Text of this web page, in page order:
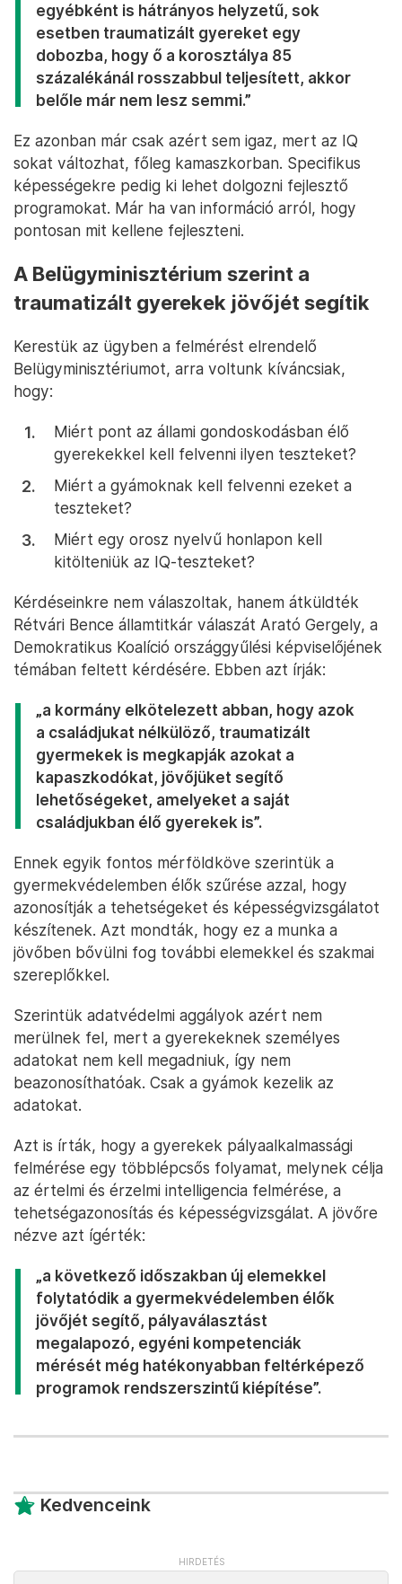
egyébként is hátrányos helyzetű, sok
esetben traumatizált gyereket egy
dobozba, hogy ő a korosztálya 85
százalékánál rosszabbul teljesített, akkor
belőle már nem lesz semmi.”
Ez azonban már csak azért sem igaz, mert az IQ
sokat változhat, főleg kamaszkorban. Specifikus
képességekre pedig ki lehet dolgozni fejlesztő
programokat. Már ha van információ arról, hogy
pontosan mit kellene fejleszteni.
A Belügyminisztérium szerint a
traumatizált gyerekek jövőjét segítik
Kerestük az ügyben a felmérést elrendelő
Belügyminisztériumot, arra voltunk kíváncsiak,
hogy:
Miért pont az állami gondoskodásban élő
gyerekekkel kell felvenni ilyen teszteket?
Miért a gyámoknak kell felvenni ezeket a
teszteket?
Miért egy orosz nyelvű honlapon kell
kitölteniük az IQ-teszteket?
Kérdéseinkre nem válaszoltak, hanem átküldték
Rétvári Bence államtitkár válaszát Arató Gergely, a
Demokratikus Koalíció országgyűlési képviselőjének
témában feltett kérdésére. Ebben azt írják:
„a kormány elkötelezett abban, hogy azok
a családjukat nélkülöző, traumatizált
gyermekek is megkapják azokat a
kapaszkodókat, jövőjüket segítő
lehetőségeket, amelyeket a saját
családjukban élő gyerekek is”.
Ennek egyik fontos mérföldköve szerintük a
gyermekvédelemben élők szűrése azzal, hogy
azonosítják a tehetségeket és képességvizsgálatot
készítenek. Azt mondták, hogy ez a munka a
jövőben bővülni fog további elemekkel és szakmai
szereplőkkel.
Szerintük adatvédelmi aggályok azért nem
merülnek fel, mert a gyerekeknek személyes
adatokat nem kell megadniuk, így nem
beazonosíthatóak. Csak a gyámok kezelik az
adatokat.
Azt is írták, hogy a gyerekek pályaalkalmassági
felmérése egy többlépcsős folyamat, melynek célja
az értelmi és érzelmi intelligencia felmérése, a
tehetségazonosítás és képességvizsgálat. A jövőre
nézve azt ígérték:
„a következő időszakban új elemekkel
folytatódik a gyermekvédelemben élők
jövőjét segítő, pályaválasztást
megalapozó, egyéni kompetenciák
mérését még hatékonyabban feltérképező
programok rendszerszintű kiépítése”.
Kedvenceink